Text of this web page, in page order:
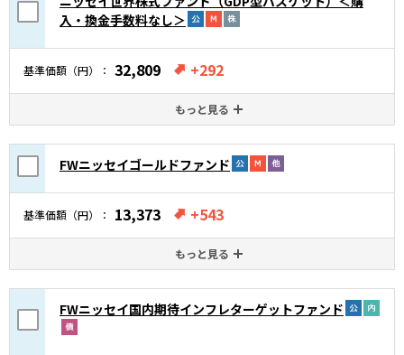
入・換金手数料なし＞
基準価額（円） 32,809 +292
もっと見る
FWニッセイゴールドファンド
基準価額（円） 13,373 +543
もっと見る
FWニッセイ国内期待インフレターゲットファンド